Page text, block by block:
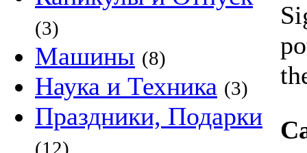
(3)
Машины (8)
Наука и Техника (3)
Праздники, Подарки
(12)